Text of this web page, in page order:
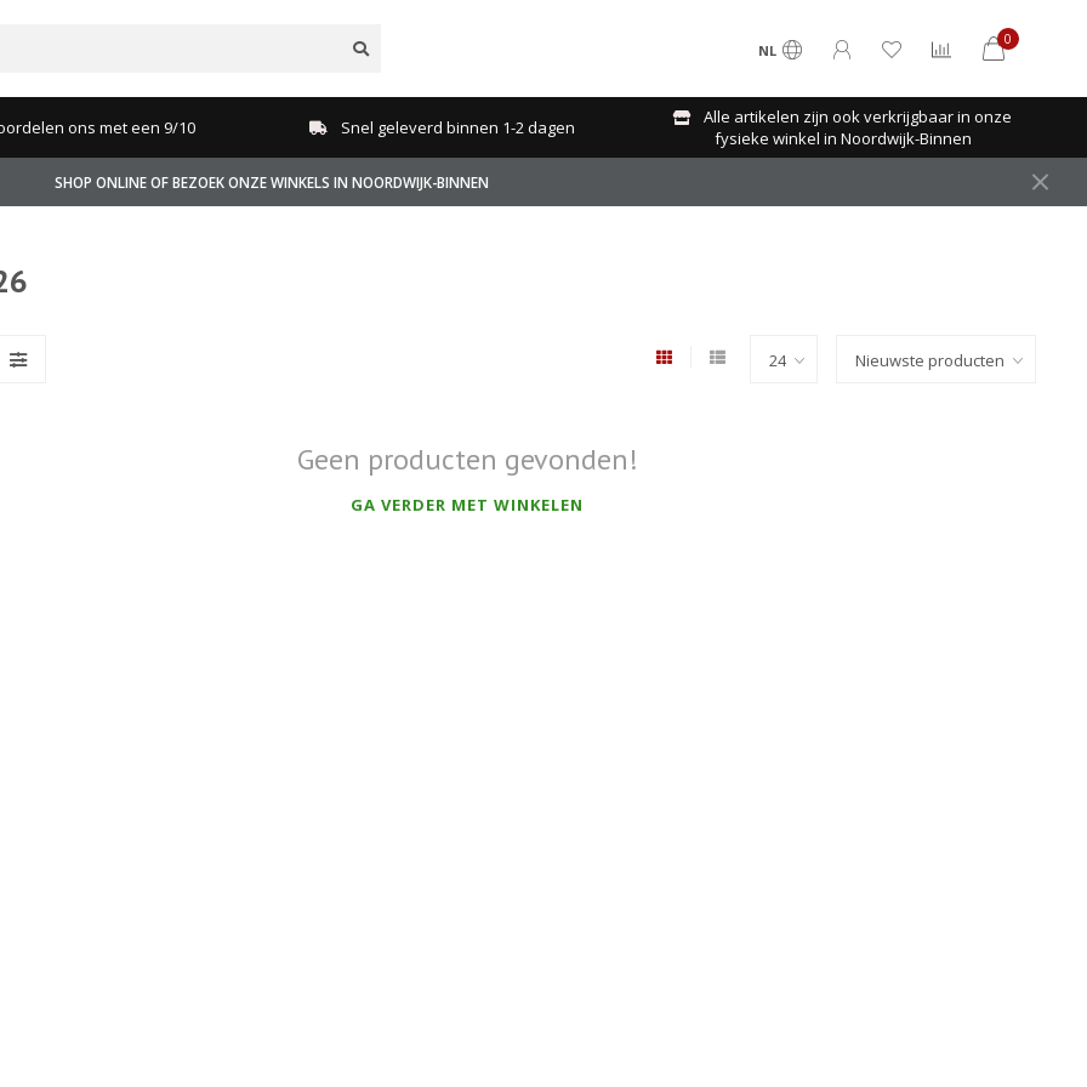
NL
0
ons met een 9/10 Snel geleverd binnen 1-2 dagen
Alle artikelen zijn ook verkrijgbaar in onze
fysieke winkel in Noordwijk-Binnen
SHOP ONLINE OF BEZOEK ONZE WINKELS IN NOORDWIJK-BINNEN
Geen producten gevonden!
GA VERDER MET WINKELEN